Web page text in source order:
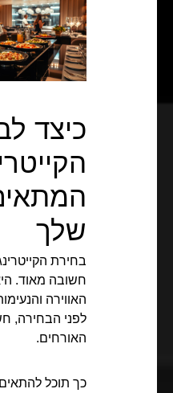
כיצד
שלך
בחירת
חשובה מאוד.
האווירה
לפני הבחירה,
האורחים.
כך תוכל